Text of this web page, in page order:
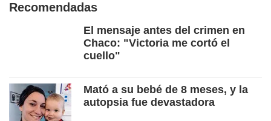
Recomendadas
El mensaje antes del crimen en
Chaco: "Victoria me cortó el
cuello"
Mató a su bebé de 8 meses, y la
autopsia fue devastadora